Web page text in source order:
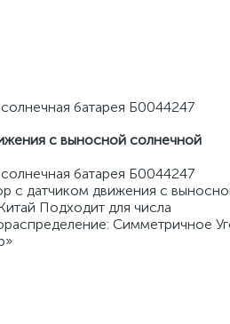
батарея Б0044247
c выносной солнечной
батарея Б0044247
с датчиком движения c
Подходит для числа
Симметричное